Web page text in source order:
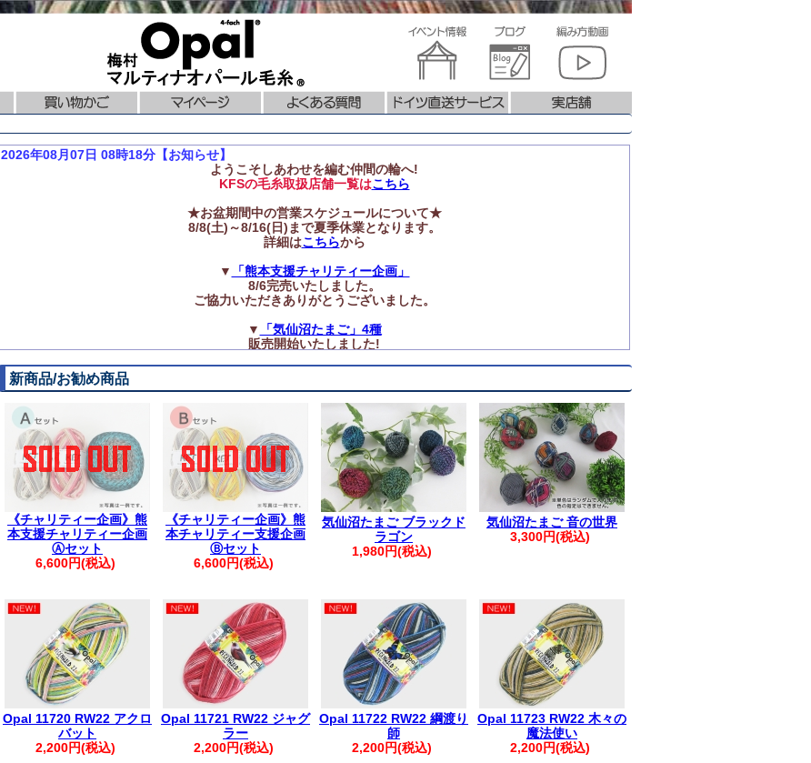
2026年08月07日 08時18分【お知らせ】
ようこそしあわせを編む仲間の輪へ!
KFSの毛糸取扱店舗一覧はこちら
★お盆期間中の営業スケジュールについて★
8/8(土)～8/16(日)まで夏季休業となります。
詳細はこちらから
▼
「熊本支援チャリティー企画」
8/6完売いたしました。
ご協力いただきありがとうございました。
▼
「気仙沼たまご」4種
販売開始いたしました!
ニットプロ【編み針】各種
再入荷いたしました!
▼価格改定のお知らせ (2026年7月1日実施)
【配送につきまして】
地震の影響で一部地域に配送遅延・出荷停止が発生しています
最新の配送状況をご確認ください※ヤマト運輸お知らせ
【重要】PayPay決済エラーにより、ご注文が完了していない場合がございます
ご注文前に、ご利用ガイドをご確認ください。
。.。:+* ゜ ゜゜ *+:。.。:+* ゜ ゜゜ *+:。.。.。:+* ゜ ゜゜ *+
▲フリーメールをご利用のお客様へ▲
お手数ですが【@kfsamimono.com】を受信許可設定のうえ
ご注文・お問い合わせいただきますようお願い申し上げます
。.。:+* ゜ ゜゜ *+:。.。:+* ゜ ゜゜ *+:。.。.。:+* ゜ ゜゜ *+
【お客様へお願い】
【ご注文に関するご案内】
・ご登録の際は、ご住所に番地の記載漏れがないかご確認ください。
・ご注文後は、マイページの「購入履歴を見る」より内容をご確認ください。
※購入履歴に記載がない場合は、ご注文が未確定の可能性がございますので、改めてご注文をお願いいたしま
新商品/お勧め商品
《チャリティー企画》熊
本支援チャリティー企画
Ⓐセット
6,600円(税込)
《チャリティー企画》熊
本チャリティー支援企画
Ⓑセット
6,600円(税込)
気仙沼たまご ブラックド
ラゴン
1,980円(税込)
気仙沼たまご 音の世界
3,300円(税込)
Opal 11720 RW22 アクロ
バット
2,200円(税込)
Opal 11721 RW22 ジャグ
ラー
2,200円(税込)
Opal 11722 RW22 綱渡り
師
2,200円(税込)
Opal 11723 RW22 木々の
魔法使い
2,200円(税込)